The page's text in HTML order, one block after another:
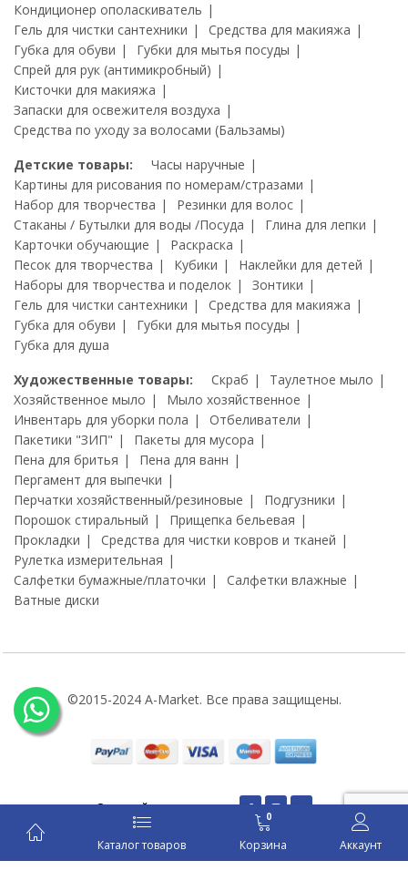
Кондиционер ополаскиватель
Гель для чистки сантехники
Средства для макияжа
Губка для обуви
Губки для мытья посуды
Спрей для рук (антимикробный)
Кисточки для макияжа
Запаски для освежителя воздуха
Средства по уходу за волосами (Бальзамы)
Детские товары:
Часы наручные
Картины для рисования по номерам/стразами
Набор для творчества
Резинки для волос
Стаканы / Бутылки для воды /Посуда
Глина для лепки
Карточки обучающие
Раскраска
Песок для творчества
Кубики
Наклейки для детей
Наборы для творчества и поделок
Зонтики
Гель для чистки сантехники
Средства для макияжа
Губка для обуви
Губки для мытья посуды
Губка для душа
Художественные товары:
Скраб
Таулетное мыло
Хозяйственное мыло
Мыло хозяйственное
Инвентарь для уборки пола
Отбеливатели
Пакетики "ЗИП"
Пакеты для мусора
Пена для бритья
Пена для ванн
Пергамент для выпечки
Перчатки хозяйственный/резиновые
Подгузники
Порошок стиральный
Прищепка бельевая
Прокладки
Средства для чистки ковров и тканей
Рулетка измерительная
Салфетки бумажные/платочки
Салфетки влажные
Ватные диски
©2015-2024 A-Market. Все права защищены.
Оставайся на связи:
Каталог товаров
0
Корзина Аккаунт